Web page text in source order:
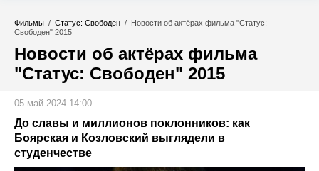
Фильмы / Статус: Свободен / Новости об актёрах фильма "Статус:
Свободен" 2015
Новости об актёрах фильма
"Статус: Свободен" 2015
05 май 2024 14:00
До славы и миллионов поклонников: как
Боярская и Козловский выглядели в
студенчестве